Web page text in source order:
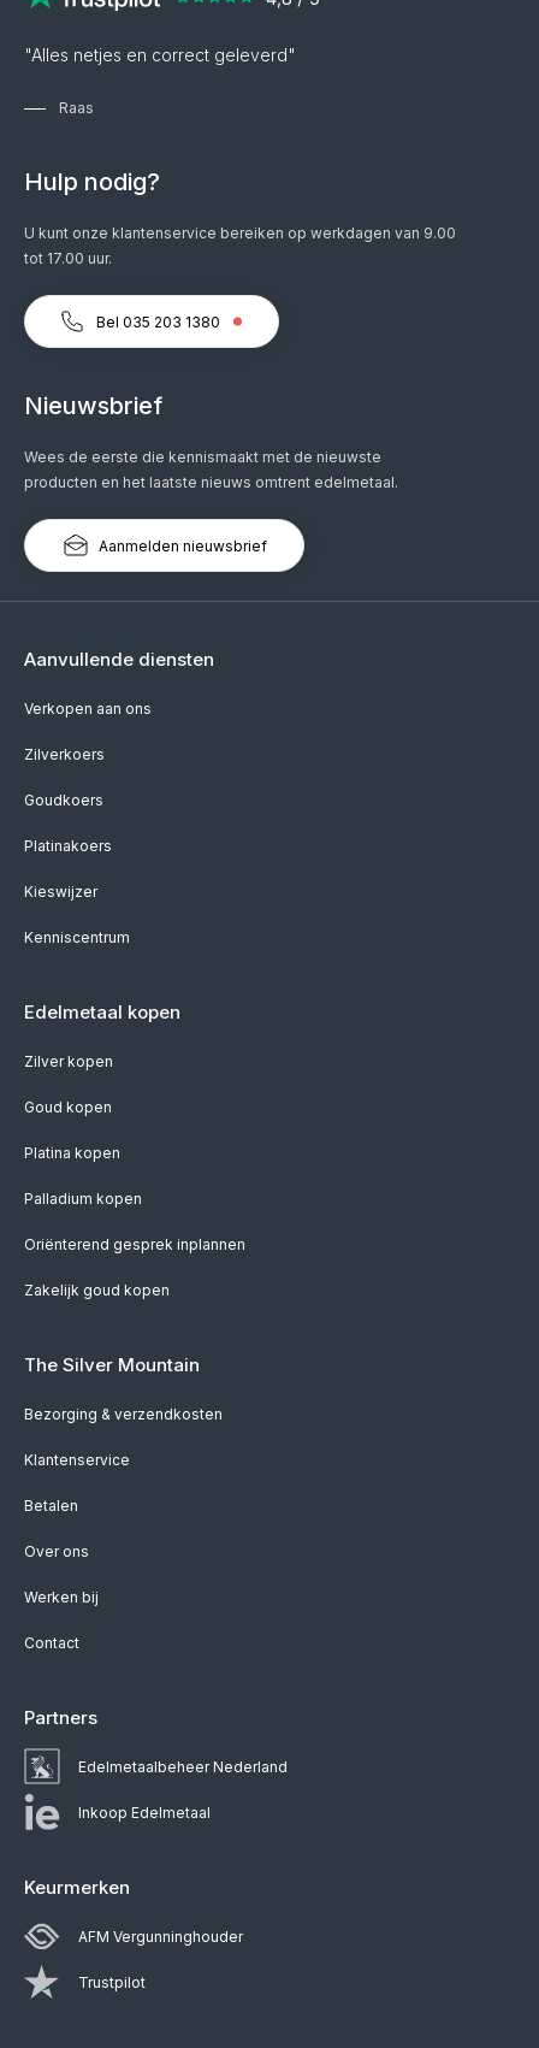
"Alles netjes en correct geleverd"
Raas
Hulp nodig?
U kunt onze klantenservice bereiken op werkdagen van 9.00
tot 17.00 uur.
Bel 035 203 1380
Nieuwsbrief
Wees de eerste die kennismaakt met de nieuwste
producten en het laatste nieuws omtrent edelmetaal.
Aanmelden nieuwsbrief
Aanvullende diensten
Verkopen aan ons
Zilverkoers
Goudkoers
Platinakoers
Kieswijzer
Kenniscentrum
Edelmetaal kopen
Zilver kopen
Goud kopen
Platina kopen
Palladium kopen
Oriënterend gesprek inplannen
Zakelijk goud kopen
The Silver Mountain
Bezorging & verzendkosten
Klantenservice
Betalen
Over ons
Werken bij
Contact
Partners
Edelmetaalbeheer Nederland
Inkoop Edelmetaal
Keurmerken
AFM Vergunninghouder
Trustpilot